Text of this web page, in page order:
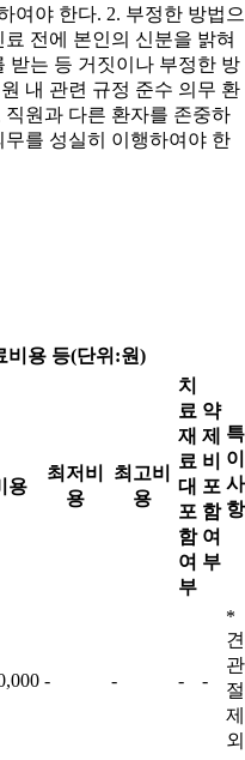
여야 한다. 2. 부정한 방법으
전에 본인의 신분을 밝혀
받는 등 거짓이나 부정한 방
내 관련 규정 준수 의무 환
원과 다른 환자를 존중하
를 성실히 이행하여야 한
비용 등(단위:원)
특
이
사
항
용
최저비
용
최고비
용
치
료
재
료
대
포
함
여
부
약
제
비
포
함
여
부
- - - -
*
견
관
절
제
외